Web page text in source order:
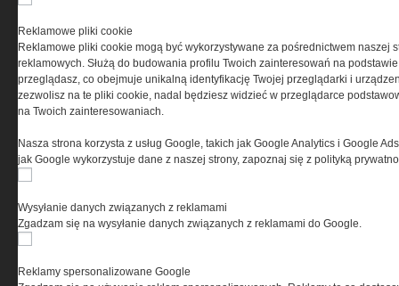
dokonać zmiany ustawień przeglądarki dotyczących
cookies. Nim Państwo zaczną korzystać z naszego
serwisu prosimy o zapoznanie się z nasząpolityką
prywatnościoraz informacją o cookies .
Copyright © 2004-2019 Grupa MEDIUM Spółka z ograniczoną odpowiedzialnością
Zasadach korzystania z serwisu.
Reklamowe pliki cookie
Reklamowe pliki cookie mogą być wykorzystywane za pośrednictwem naszej
reklamowych. Służą do budowania profilu Twoich zainteresowań na
przeglądasz, co obejmuje unikalną identyfikację Twojej przeglądarki i
zezwolisz na te pliki cookie, nadal będziesz widzieć w przeglądarce
na Twoich zainteresowaniach.
Nasza strona korzysta z usług Google, takich jak Google Analytics i Google
jak Google wykorzystuje dane z naszej strony, zapoznaj się z polityką
Wysyłanie danych związanych z reklamami
Zgadzam się na wysyłanie danych związanych z reklamami do Google.
Reklamy spersonalizowane Google